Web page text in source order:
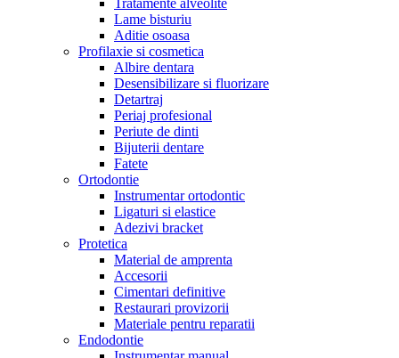
Tratamente alveolite
Lame bisturiu
Aditie osoasa
Profilaxie si cosmetica
Albire dentara
Desensibilizare si fluorizare
Detartraj
Periaj profesional
Periute de dinti
Bijuterii dentare
Fatete
Ortodontie
Instrumentar ortodontic
Ligaturi si elastice
Adezivi bracket
Protetica
Material de amprenta
Accesorii
Cimentari definitive
Restaurari provizorii
Materiale pentru reparatii
Endodontie